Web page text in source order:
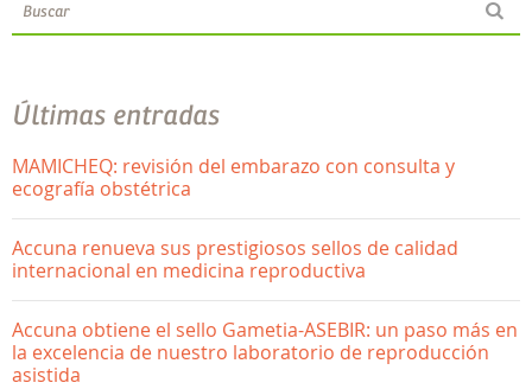
Últimas entradas
MAMICHEQ: revisión del embarazo con consulta y
ecografía obstétrica
Accuna renueva sus prestigiosos sellos de calidad
internacional en medicina reproductiva
Accuna obtiene el sello Gametia-ASEBIR: un paso más en
la excelencia de nuestro laboratorio de reproducción
asistida